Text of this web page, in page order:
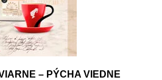
– PÝCHA VIEDNE